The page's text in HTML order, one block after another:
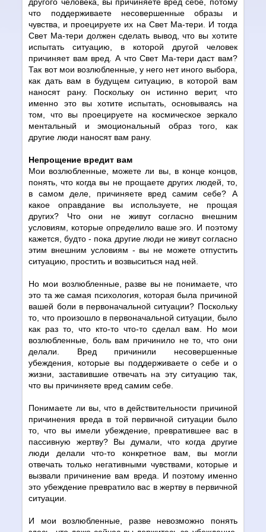
что поддерживаете несовершенные образы и
чувства, и проецируете их на Свет Ма-тери. И тогда
Свет Ма-тери должен сделать вывод, что вы хотите
испытать ситуацию, в которой другой человек
причиняет вам вред. А что Свет Ма-тери даст вам?
Так вот мои возлюбленные, у него нет иного выбора,
как дать вам в будущем ситуацию, в которой вам
наносят рану. Поскольку он истинно верит, что
именно это вы хотите испытать, основываясь на
том, что вы проецируете на космическое зеркало
ментальный и эмоциональный образ того, как
другие люди наносят вам рану.
Непрощение вредит вам
Мои возлюбленные, можете ли вы, в конце концов,
понять, что когда вы не прощаете других людей, то,
в самом деле, причиняете вред самим себе? А
какое оправдание вы используете, не прощая
других? Что они не живут согласно внешним
условиям, которые определило ваше эго. И поэтому
кажется, будто - пока другие люди не живут согласно
этим внешним условиям - вы не можете отпустить
ситуацию, простить и возвыситься над ней.
Но мои возлюбленные, разве вы не понимаете, что
это та же самая психология, которая была причиной
вашей боли в первоначальной ситуации? Поскольку
то, что произошло в первоначальной ситуации, было
как раз то, что кто-то что-то сделал вам. Но мои
возлюбленные, боль вам причинило не то, что они
делали. Вред причинили несовершенные
убеждения, которые вы поддерживаете о себе и о
жизни, заставившие отвечать на эту ситуацию так,
что вы причиняете вред самим себе.
Понимаете ли вы, что в действительности причиной
причинения вреда в той первичной ситуации было
то, что вы имели убеждение, превратившее вас в
пассивную жертву? Вы думали, что когда другие
люди делали что-то конкретное вам, вы могли
отвечать только негативными чувствами, которые и
вызвали причинение вам вреда. И поэтому именно
это убеждение превратило вас в жертву в первичной
ситуации.
И мои возлюбленные, разве невозможно понять